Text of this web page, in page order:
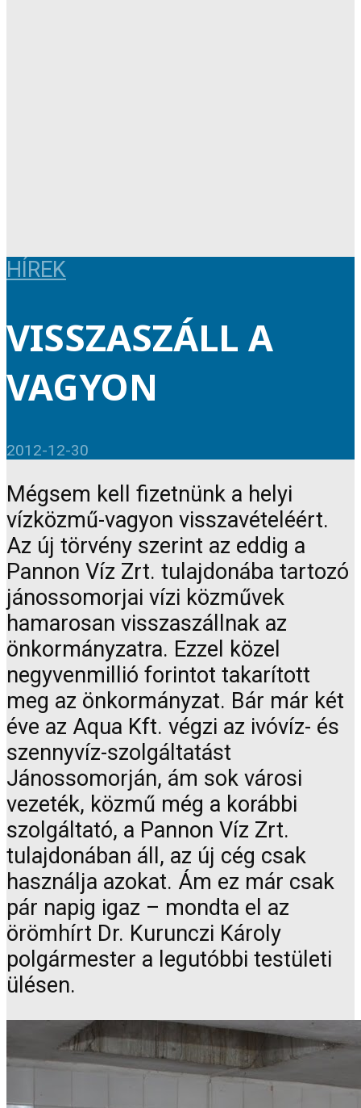
HÍREK
VISSZASZÁLL A
VAGYON
2012-12-30
Mégsem kell fizetnünk a helyi
vízközmű-vagyon visszavételéért.
Az új törvény szerint az eddig a
Pannon Víz Zrt. tulajdonába tartozó
jánossomorjai vízi közművek
hamarosan visszaszállnak az
önkormányzatra. Ezzel közel
negyvenmillió forintot takarított
meg az önkormányzat. Bár már két
éve az Aqua Kft. végzi az ivóvíz- és
szennyvíz-szolgáltatást
Jánossomorján, ám sok városi
vezeték, közmű még a korábbi
szolgáltató, a Pannon Víz Zrt.
tulajdonában áll, az új cég csak
használja azokat. Ám ez már csak
pár napig igaz – mondta el az
örömhírt Dr. Kurunczi Károly
polgármester a legutóbbi testületi
ülésen.